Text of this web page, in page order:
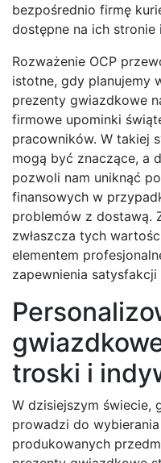
bezpośrednio firmę
dostępne na ich stronie
Rozważenie OCP
istotne, gdy planujemy
prezenty gwiazdkowe
firmowe upominki
pracowników. W takiej
mogą być znaczące, a
pozwoli nam uniknąć
finansowych w
problemów z dostawą.
zwłaszcza tych
elementem
zapewnienia
troski i
W dzisiejszym świecie,
prowadzi do
produkowanych